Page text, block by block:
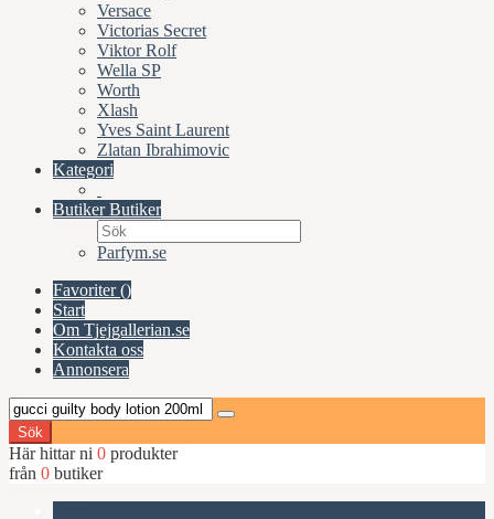
Versace
Victorias Secret
Viktor Rolf
Wella SP
Worth
Xlash
Yves Saint Laurent
Zlatan Ibrahimovic
Kategori
ButikerButiker
Parfym.se
Favoriter ()
Start
Om Tjejgallerian.se
Kontakta oss
Annonsera
Sök
Här hittar ni 0 produkter
från 0 butiker